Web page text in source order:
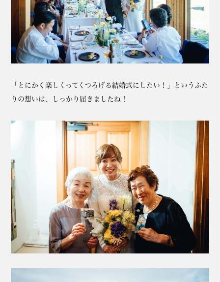
「とにかく楽しくってくつろげる結婚式にしたい！」というふた
りの想いは、しっかり届きましたね！